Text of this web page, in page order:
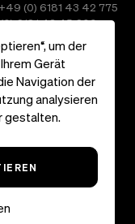
um der
Gerät
Navigation der
analysieren
gestalten.
(0) 6181 43 42 775
6181 43 45 609
Kontakt
Musik. All Rights